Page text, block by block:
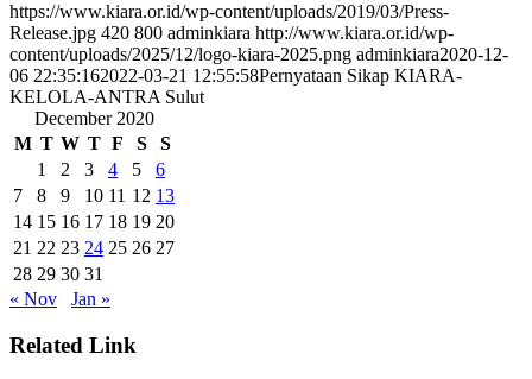
https://www.kiara.or.id/wp-content/uploads/2019/03/Press-
Release.jpg 420 800 adminkiara http://www.kiara.or.id/wp-
content/uploads/2025/12/logo-kiara-2025.png adminkiara2020-12-
06 22:35:162022-03-21 12:55:58Pernyataan Sikap KIARA-
KELOLA-ANTRA Sulut
December 2020
M T W T F S
S
1
2 3 4 5
6
7
8 9 10 11 12 13
14 15 16 17 18 19 20
21 22 23 24 25 26 27
28 29 30 31
« Nov
Jan »
Related Link